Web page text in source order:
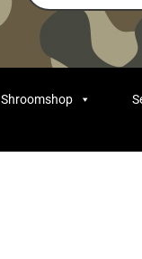
Shroomshop